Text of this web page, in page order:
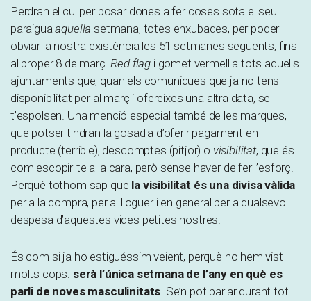
Perdran el cul per posar dones a fer coses sota el seu
paraiguaaquellasetmana, totes enxubades, per poder
obviar la nostra existència les 51 setmanes següents, fins
al proper 8 de març.Red flag i gomet vermell a tots aquells
ajuntaments que, quan els comuniques que ja no tens
disponibilitat per al març i ofereixes una altra data, se
t’espolsen. Una menció especial també de les marques,
que potser tindran la gosadia d’oferir pagament en
producte (terrible), descomptes (pitjor) o visibilitat, que és
com escopir-te a la cara, però sense haver de fer l’esforç.
Perquè tothom sap que la visibilitat és una divisa vàlida
per a la compra, per al lloguer i en general per a qualsevol
despesa d’aquestes vides petites nostres.
És com si ja ho estiguéssim veient, perquè ho hem vist
molts cops: serà l’única setmana de l’any en què es
parli de noves masculinitats. Se’n pot parlar durant tot